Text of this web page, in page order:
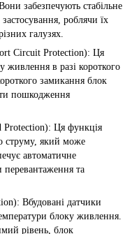
забезпечують стабільне
роблячи їх
галузях.
Circuit Protection): Ця
живлення в разі короткого
замикання блок
пошкодження
Protection): Ця функція
струму, який може
автоматичне
та
Вбудовані датчики
блоку живлення.
рівень, блок